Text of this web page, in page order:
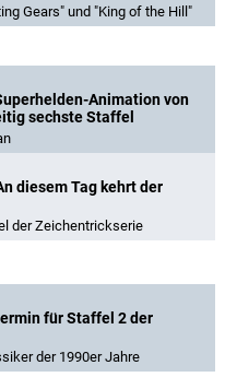
Gears" und "King of the Hill"
Animation von
sechste Staffel
diesem Tag kehrt der
der Zeichentrickserie
für Staffel 2 der
der 1990er Jahre